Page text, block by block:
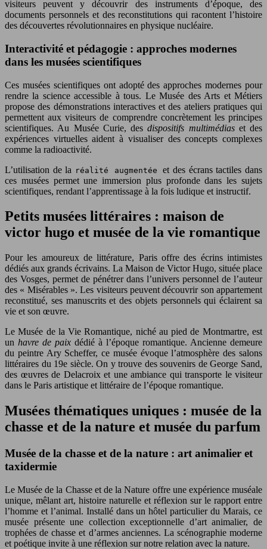
visiteurs peuvent y découvrir des instruments d’époque, des
documents personnels et des reconstitutions qui racontent l’histoire
des découvertes révolutionnaires en physique nucléaire.
Interactivité et pédagogie : approches modernes
dans les musées scientifiques
Ces musées scientifiques ont adopté des approches modernes pour
rendre la science accessible à tous. Le Musée des Arts et Métiers
propose des démonstrations interactives et des ateliers pratiques qui
permettent aux visiteurs de comprendre concrètement les principes
scientifiques. Au Musée Curie, desdispositifs multimédias et des
expériences virtuelles aident à visualiser des concepts complexes
comme la radioactivité.
L’utilisation de la réalité augmentéeet des écrans tactiles dans
ces musées permet une immersion plus profonde dans les sujets
scientifiques, rendant l’apprentissage à la fois ludique et instructif.
Petits musées littéraires : maison de
victor hugo et musée de la vie romantique
Pour les amoureux de littérature, Paris offre des écrins intimistes
dédiés aux grands écrivains. La Maison de Victor Hugo, située place
des Vosges, permet de pénétrer dans l’univers personnel de l’auteur
des « Misérables ». Les visiteurs peuvent découvrir son appartement
reconstitué, ses manuscrits et des objets personnels qui éclairent sa
vie et son œuvre.
Le Musée de la Vie Romantique, niché au pied de Montmartre, est
un havre de paix dédié à l’époque romantique. Ancienne demeure
du peintre Ary Scheffer, ce musée évoque l’atmosphère des salons
littéraires du 19e siècle. On y trouve des souvenirs de George Sand,
des œuvres de Delacroix et une ambiance qui transporte le visiteur
dans le Paris artistique et littéraire de l’époque romantique.
Musées thématiques uniques : musée de la
chasse et de la nature et musée du parfum
Musée de la chasse et de la nature : art animalier et
taxidermie
Le Musée de la Chasse et de la Nature offre une expérience muséale
unique, mêlant art, histoire naturelle et réflexion sur le rapport entre
l’homme et l’animal. Installé dans un hôtel particulier du Marais, ce
musée présente une collection exceptionnelle d’art animalier, de
trophées de chasse et d’armes anciennes. La scénographie moderne
et poétique invite à une réflexion sur notre relation avec la nature.